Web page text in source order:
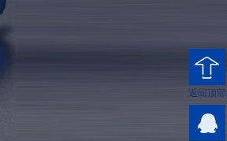
返回顶部